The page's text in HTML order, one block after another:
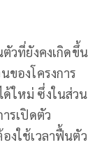
วที่ยังคงเกิดขึ้น
ของโครงการ
ใหม่ ซึ่งในส่วน
รเปิดตัว
งใช้เวลาฟื้นตัว